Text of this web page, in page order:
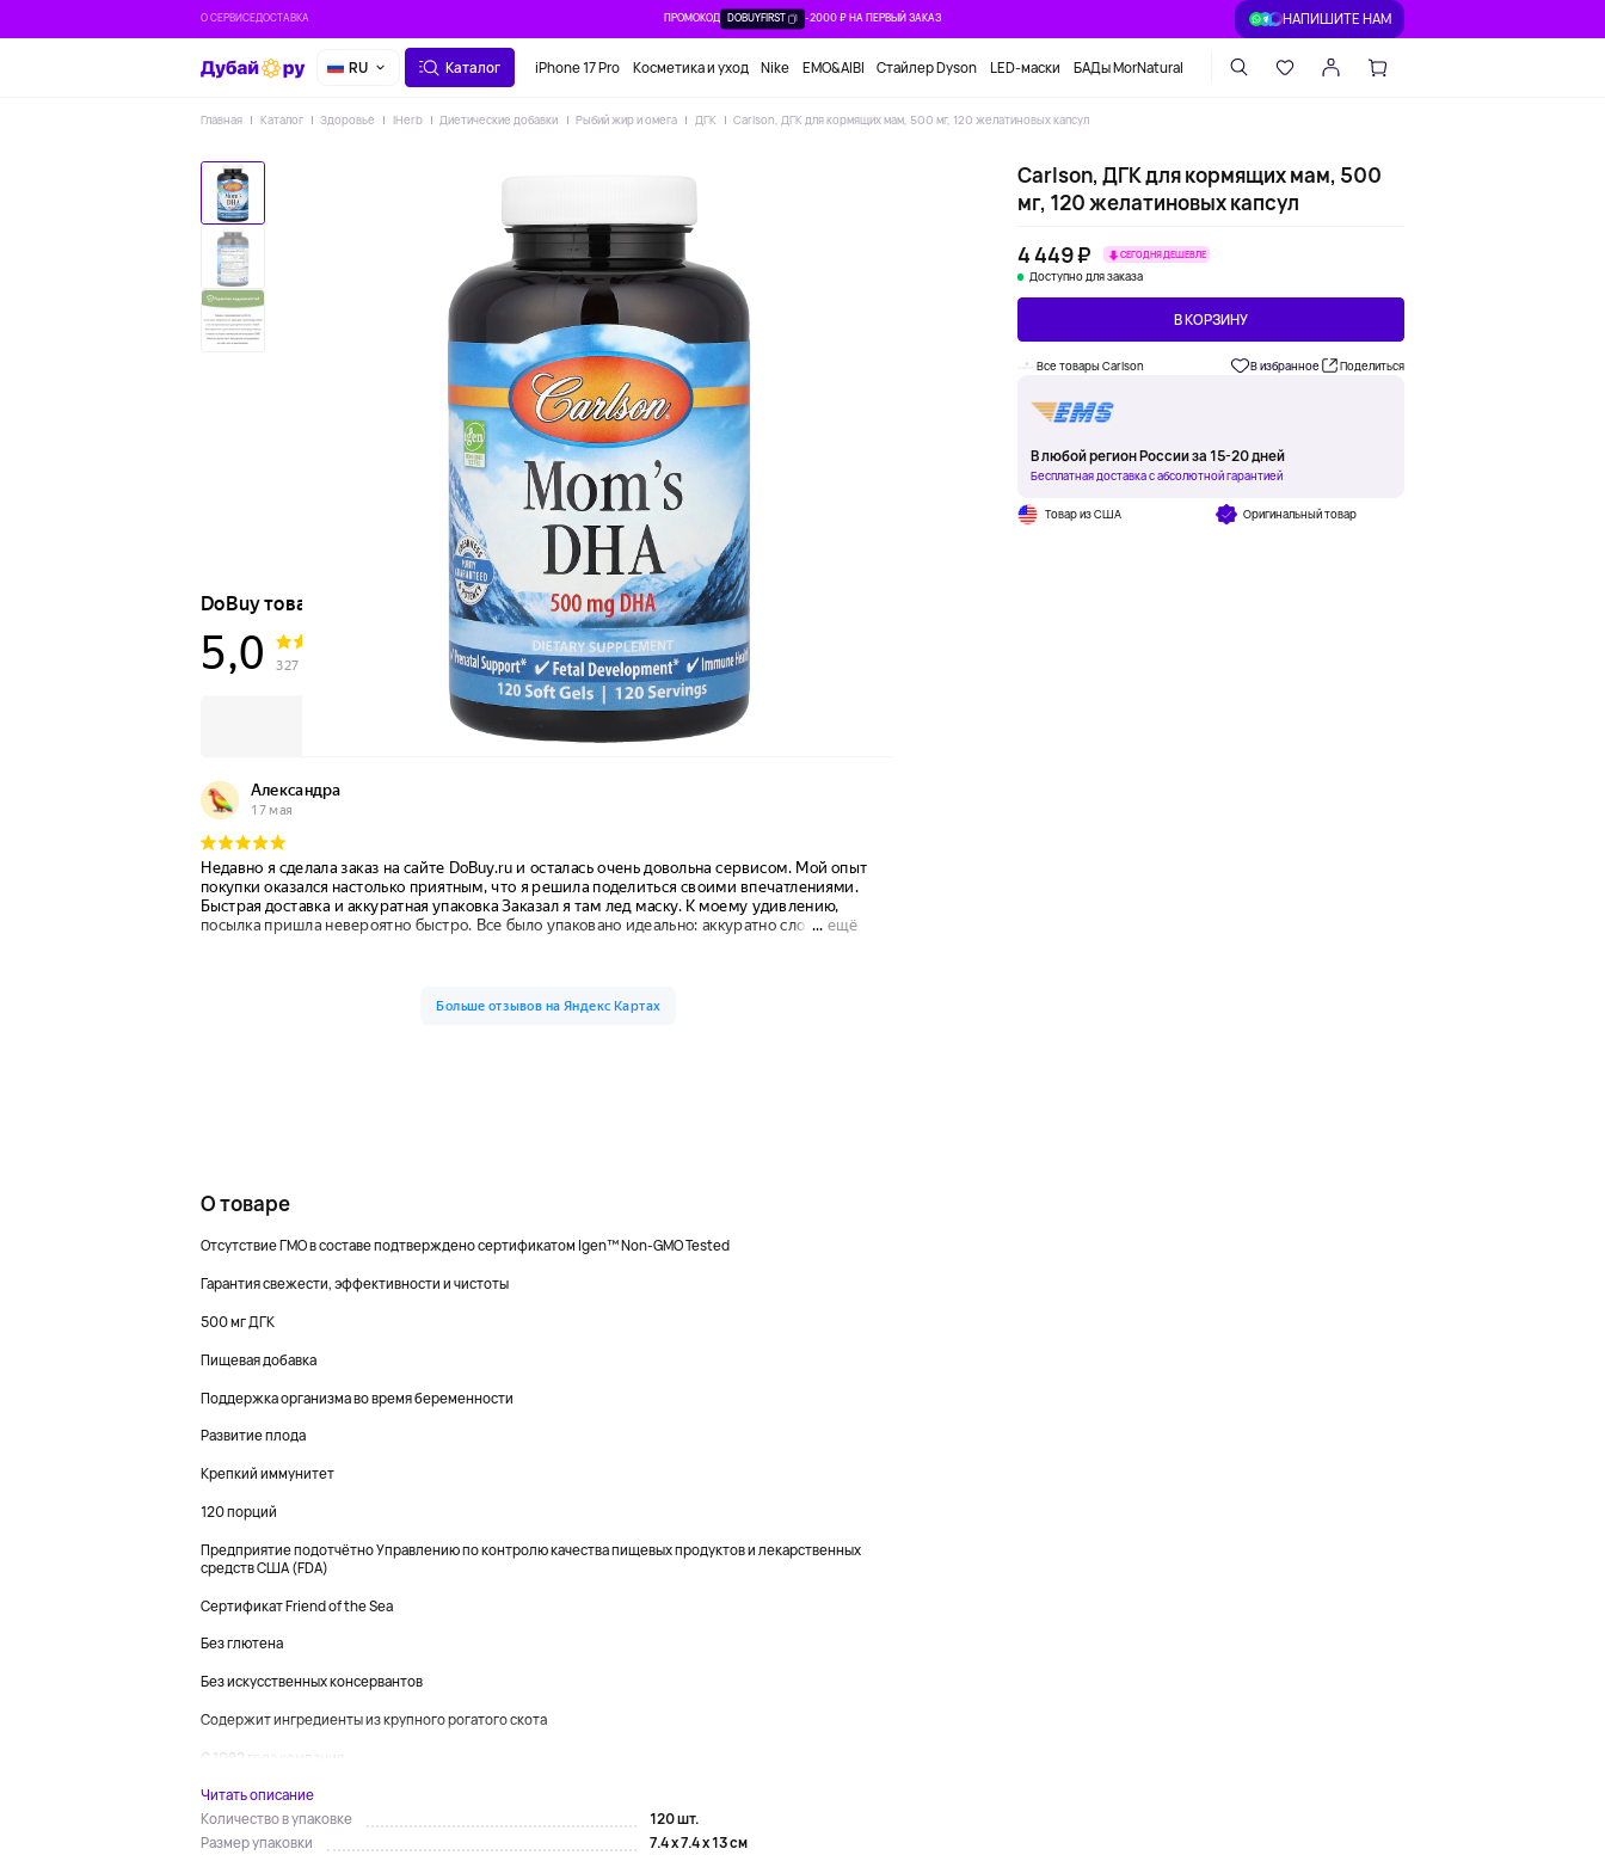
О СЕРВИСЕДОСТАВКА ПРОМОКОД DOBUYFIRST -2000 ₽ НА ПЕРВЫЙ ЗАКАЗ НАПИШИТЕ НАМ
RU Каталог iPhone 17 Pro Косметика и уход Nike EMO&AIBI Стайлер Dyson LED-маски БАДы MorNatural
Главная Каталог Здоровье IHerb Диетические добавки Рыбий жир и омега ДГК Carlson, ДГК для кормящих мам, 500 мг, 120 желатиновых капсул
Carlson, ДГК для кормящих мам, 500
мг, 120 желатиновых капсул
4 449 ₽
СЕГОДНЯ ДЕШЕВЛЕ
Доступно для заказа
В КОРЗИНУ
Все товары Carlson В избранное Поделиться
В любой регион России за 15-20 дней
Бесплатная доставка с абсолютной гарантией
Товар из США Оригинальный товар
О товаре
Отсутствие ГМО в составе подтверждено сертификатом Igen™ Non-GMO Tested
Гарантия свежести, эффективности и чистоты
500 мг ДГК
Пищевая добавка
Поддержка организма во время беременности
Развитие плода
Крепкий иммунитет
120 порций
Предприятие подотчётно Управлению по контролю качества пищевых продуктов и лекарственных
средств США (FDA)
Сертификат Friend of the Sea
Без глютена
Без искусственных консервантов
Содержит ингредиенты из крупного рогатого скота
С 1982 года компания...
Читать описание
Количество в упаковке
120 шт.
Размер упаковки
7.4 x 7.4 x 13 см